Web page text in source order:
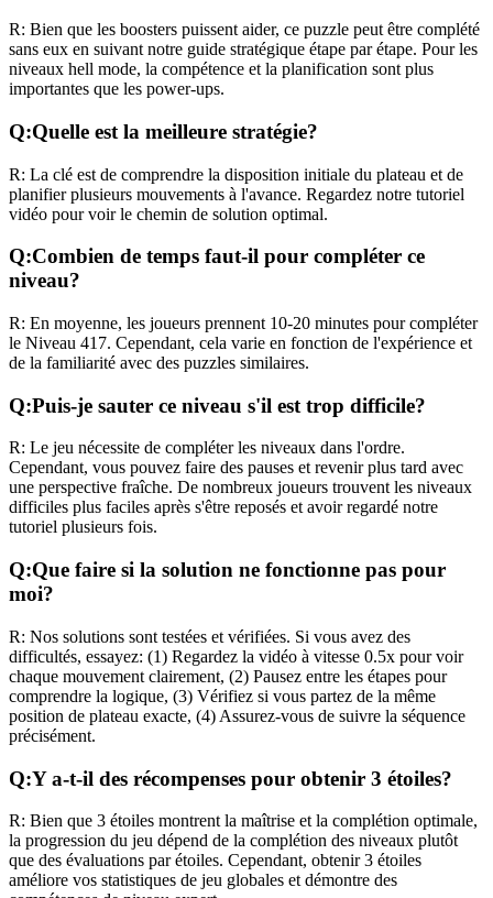
R: Bien que les boosters puissent aider, ce puzzle peut être complété
sans eux en suivant notre guide stratégique étape par étape. Pour les
niveaux hell mode, la compétence et la planification sont plus
importantes que les power-ups.
Q:Quelle est la meilleure stratégie?
R: La clé est de comprendre la disposition initiale du plateau et de
planifier plusieurs mouvements à l'avance. Regardez notre tutoriel
vidéo pour voir le chemin de solution optimal.
Q:Combien de temps faut-il pour compléter ce
niveau?
R: En moyenne, les joueurs prennent 10-20 minutes pour compléter
le Niveau 417. Cependant, cela varie en fonction de l'expérience et
de la familiarité avec des puzzles similaires.
Q:Puis-je sauter ce niveau s'il est trop difficile?
R: Le jeu nécessite de compléter les niveaux dans l'ordre.
Cependant, vous pouvez faire des pauses et revenir plus tard avec
une perspective fraîche. De nombreux joueurs trouvent les niveaux
difficiles plus faciles après s'être reposés et avoir regardé notre
tutoriel plusieurs fois.
Q:Que faire si la solution ne fonctionne pas pour
moi?
R: Nos solutions sont testées et vérifiées. Si vous avez des
difficultés, essayez: (1) Regardez la vidéo à vitesse 0.5x pour voir
chaque mouvement clairement, (2) Pausez entre les étapes pour
comprendre la logique, (3) Vérifiez si vous partez de la même
position de plateau exacte, (4) Assurez-vous de suivre la séquence
précisément.
Q:Y a-t-il des récompenses pour obtenir 3 étoiles?
R: Bien que 3 étoiles montrent la maîtrise et la complétion optimale,
la progression du jeu dépend de la complétion des niveaux plutôt
que des évaluations par étoiles. Cependant, obtenir 3 étoiles
améliore vos statistiques de jeu globales et démontre des